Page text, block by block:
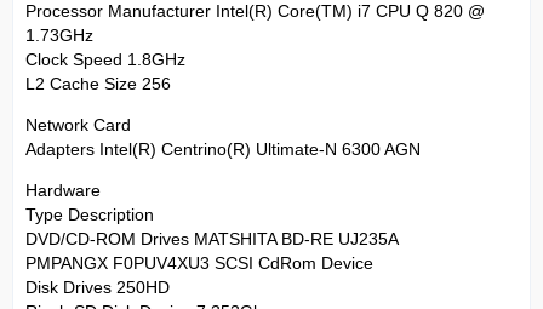
Processor Manufacturer Intel(R) Core(TM) i7 CPU Q 820 @
1.73GHz
Clock Speed 1.8GHz
L2 Cache Size 256
Network Card
Adapters Intel(R) Centrino(R) Ultimate-N 6300 AGN
Hardware
Type Description
DVD/CD-ROM Drives MATSHITA BD-RE UJ235A
PMPANGX F0PUV4XU3 SCSI CdRom Device
Disk Drives 250HD